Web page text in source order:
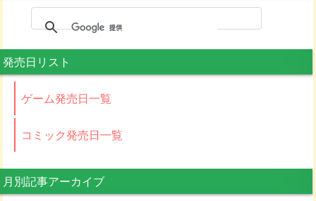
発売日リスト
ゲーム発売日一覧
コミック発売日一覧
月別記事アーカイブ